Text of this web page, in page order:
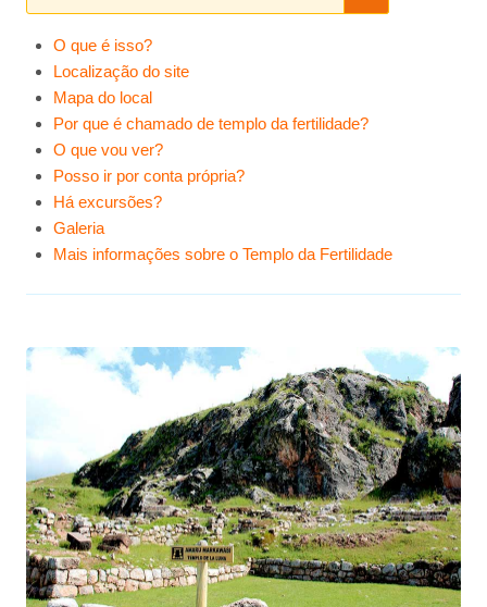
O que é isso?
Localização do site
Mapa do local
Por que é chamado de templo da fertilidade?
O que vou ver?
Posso ir por conta própria?
Há excursões?
Galeria
Mais informações sobre o Templo da Fertilidade